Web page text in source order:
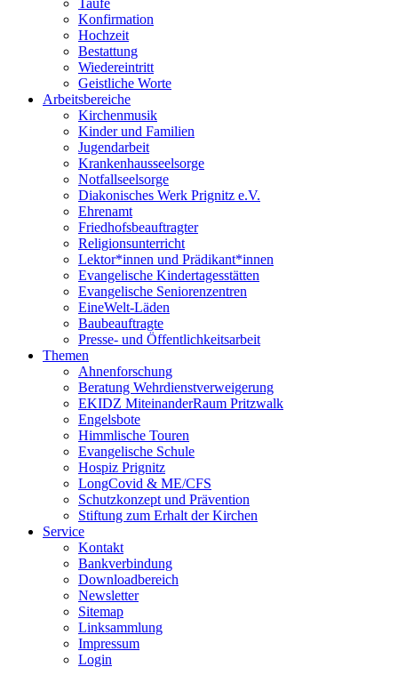
Taufe
Konfirmation
Hochzeit
Bestattung
Wiedereintritt
Geistliche Worte
Arbeitsbereiche
Kirchenmusik
Kinder und Familien
Jugendarbeit
Krankenhausseelsorge
Notfallseelsorge
Diakonisches Werk Prignitz e.V.
Ehrenamt
Friedhofsbeauftragter
Religionsunterricht
Lektor*innen und Prädikant*innen
Evangelische Kindertagesstätten
Evangelische Seniorenzentren
EineWelt-Läden
Baubeauftragte
Presse- und Öffentlichkeitsarbeit
Themen
Ahnenforschung
Beratung Wehrdienstverweigerung
EKIDZ MiteinanderRaum Pritzwalk
Engelsbote
Himmlische Touren
Evangelische Schule
Hospiz Prignitz
LongCovid & ME/CFS
Schutzkonzept und Prävention
Stiftung zum Erhalt der Kirchen
Service
Kontakt
Bankverbindung
Downloadbereich
Newsletter
Sitemap
Linksammlung
Impressum
Login